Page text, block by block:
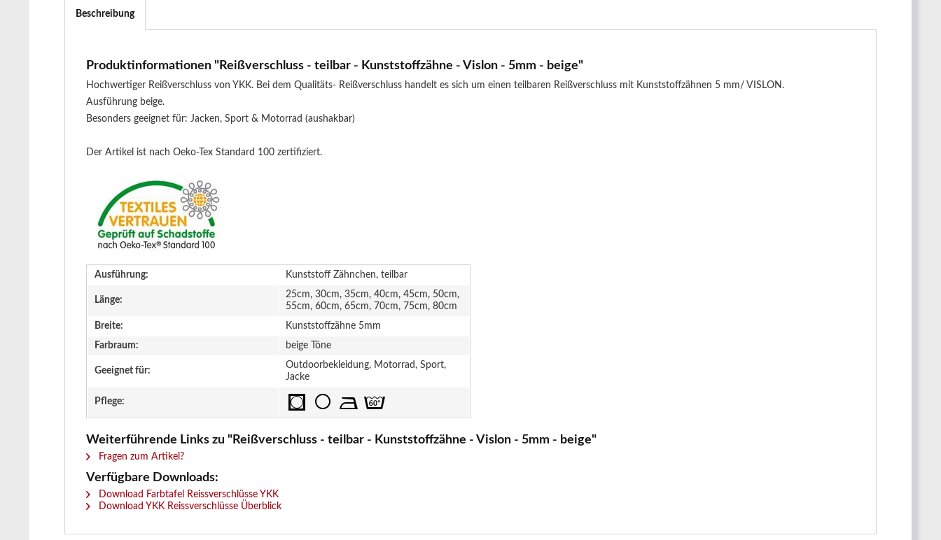
Beschreibung
Produktinformationen "Reißverschluss - teilbar - Kunststoffzähne - Vislon - 5mm - beige"
Hochwertiger Reißverschluss von YKK. Bei dem Qualitäts- Reißverschluss handelt es sich um einen teilbaren Reißverschluss mit Kunststoffzähnen 5 mm/ VISLON.
Ausführung beige.
Besonders geeignet für: Jacken, Sport & Motorrad (aushakbar)
Der Artikel ist nach Oeko-Tex Standard 100 zertifiziert.
Ausführung: Kunststoff Zähnchen, teilbar
Länge:
25cm, 30cm, 35cm, 40cm, 45cm, 50cm,
55cm, 60cm, 65cm, 70cm, 75cm, 80cm
Breite:
Kunststoffzähne 5mm
Farbraum:
beige Töne
Geeignet für:
Outdoorbekleidung, Motorrad, Sport,
Jacke
Pflege:
Weiterführende Links zu "Reißverschluss - teilbar - Kunststoffzähne - Vislon - 5mm - beige"
Fragen zum Artikel?
Verfügbare Downloads:
Download Farbtafel Reissverschlüsse YKK
Download YKK Reissverschlüsse Überblick